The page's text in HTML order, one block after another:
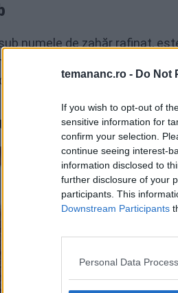
temananc.ro - Do Not
If you wish to opt-out of
sensitive information for
confirm your selection.
continue seeing interest-
information disclosed to
further disclosure of your
participants. This
Downstream Participants
Personal Data
numele de zahăr rafinat,
impuritățile și a obține un
și în industria alimentară.